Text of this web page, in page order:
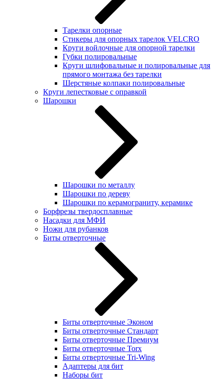
Тарелки опорные
Стикеры для опорных тарелок VELCRO
Круги войлочные для опорной тарелки
Губки полировальные
Круги шлифовальные и полировальные для
прямого монтажа без тарелки
Шерстяные колпаки полировальные
Круги лепестковые с оправкой
Шарошки
Шарошки по металлу
Шарошки по дереву
Шарошки по керамограниту, керамике
Борфрезы твердосплавные
Насадки для МФИ
Ножи для рубанков
Биты отверточные
Биты отверточные Эконом
Биты отверточные Стандарт
Биты отверточные Премиум
Биты отверточные Torx
Биты отверточные Tri-Wing
Адаптеры для бит
Наборы бит